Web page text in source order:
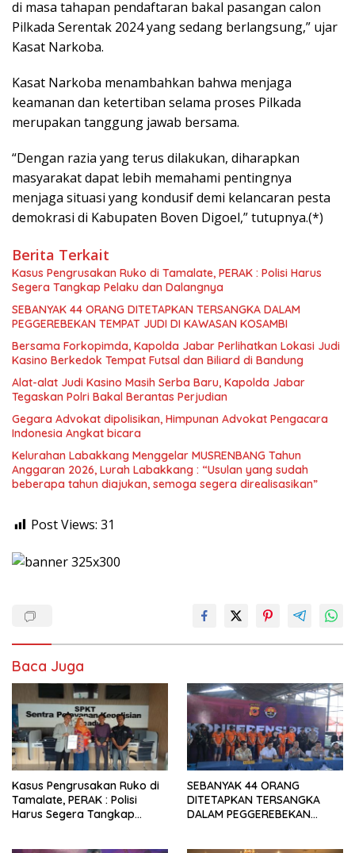
di masa tahapan pendaftaran bakal pasangan calon
Pilkada Serentak 2024 yang sedang berlangsung,” ujar
Kasat Narkoba.
Kasat Narkoba menambahkan bahwa menjaga
keamanan dan ketertiban selama proses Pilkada
merupakan tanggung jawab bersama.
“Dengan razia yang terus dilakukan, diharapkan
masyarakat dapat lebih memahami pentingnya
menjaga situasi yang kondusif demi kelancaran pesta
demokrasi di Kabupaten Boven Digoel,” tutupnya.(*)
Berita Terkait
Kasus Pengrusakan Ruko di Tamalate, PERAK : Polisi Harus
Segera Tangkap Pelaku dan Dalangnya
SEBANYAK 44 ORANG DITETAPKAN TERSANGKA DALAM
PEGGEREBEKAN TEMPAT JUDI DI KAWASAN KOSAMBI
Bersama Forkopimda, Kapolda Jabar Perlihatkan Lokasi Judi
Kasino Berkedok Tempat Futsal dan Biliard di Bandung
Alat-alat Judi Kasino Masih Serba Baru, Kapolda Jabar
Tegaskan Polri Bakal Berantas Perjudian
Gegara Advokat dipolisikan, Himpunan Advokat Pengacara
Indonesia Angkat bicara
Kelurahan Labakkang Menggelar MUSRENBANG Tahun
Anggaran 2026, Lurah Labakkang : “Usulan yang sudah
beberapa tahun diajukan, semoga segera direalisasikan”
Post Views: 31
Baca Juga
Kasus Pengrusakan Ruko di
Tamalate, PERAK : Polisi
Harus Segera Tangkap
SEBANYAK 44 ORANG
DITETAPKAN TERSANGKA
DALAM PEGGEREBEKAN